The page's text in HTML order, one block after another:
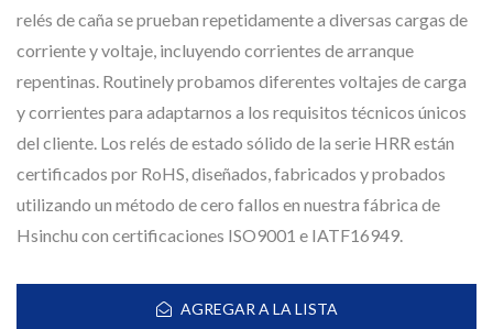
relés de caña se prueban repetidamente a diversas cargas de
corriente y voltaje, incluyendo corrientes de arranque
repentinas. Routinely probamos diferentes voltajes de carga
y corrientes para adaptarnos a los requisitos técnicos únicos
del cliente. Los relés de estado sólido de la serie HRR están
certificados por RoHS, diseñados, fabricados y probados
utilizando un método de cero fallos en nuestra fábrica de
Hsinchu con certificaciones ISO9001 e IATF16949.
AGREGAR A LA LISTA